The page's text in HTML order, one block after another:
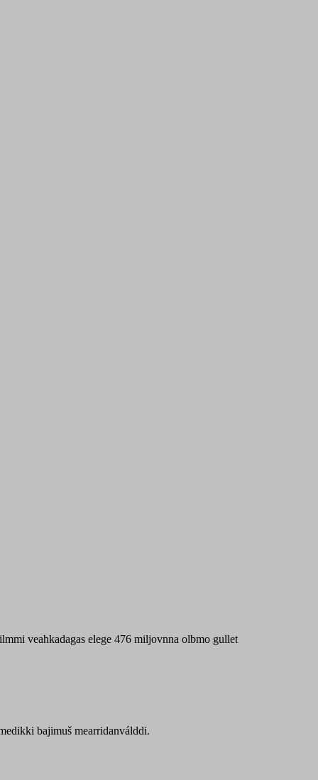
veahkadagas elege 476 miljovnna olbmo gullet
bajimuš mearridanválddi.